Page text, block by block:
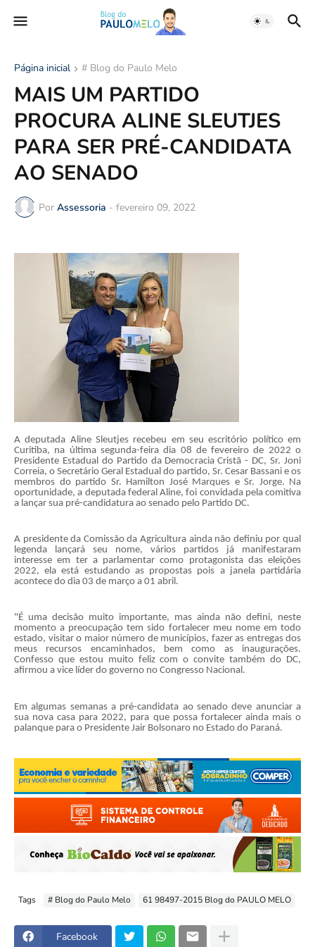
Página inicial # Blog do Paulo Melo
MAIS UM PARTIDO
PROCURA ALINE SLEUTJES
PARA SER PRÉ-CANDIDATA
AO SENADO
Por Assessoria - fevereiro 09, 2022
A deputada Aline Sleutjes recebeu em seu escritório político em
Curitiba, na última segunda-feira dia 08 de fevereiro de 2022 o
Presidente Estadual do Partido da Democracia Cristã - DC, Sr. Joni
Correia, o Secretário Geral Estadual do partido, Sr. Cesar Bassani e os
membros do partido Sr. Hamilton José Marques e Sr. Jorge. Na
oportunidade, a deputada federal Aline, foi convidada pela comitiva
a lançar sua pré-candidatura ao senado pelo Partido DC.
A presidente da Comissão da Agricultura ainda não definiu por qual
legenda lançará seu nome, vários partidos já manifestaram
interesse em ter a parlamentar como protagonista das eleições
2022, ela está estudando as propostas pois a janela partidária
acontece do dia 03 de março a 01 abril.
"É uma decisão muito importante, mas ainda não defini, neste
momento a preocupação tem sido fortalecer meu nome em todo
estado, visitar o maior número de municípios, fazer as entregas dos
meus recursos encaminhados, bem como as inaugurações.
Confesso que estou muito feliz com o convite também do DC,
afirmou a vice líder do governo no Congresso Nacional.
Em algumas semanas a pré-candidata ao senado deve anunciar a
sua nova casa para 2022, para que possa fortalecer ainda mais o
palanque para o Presidente Jair Bolsonaro no Estado do Paraná.
Tags # Blog do Paulo Melo 61 98497-2015 Blog do PAULO MELO
Facebook